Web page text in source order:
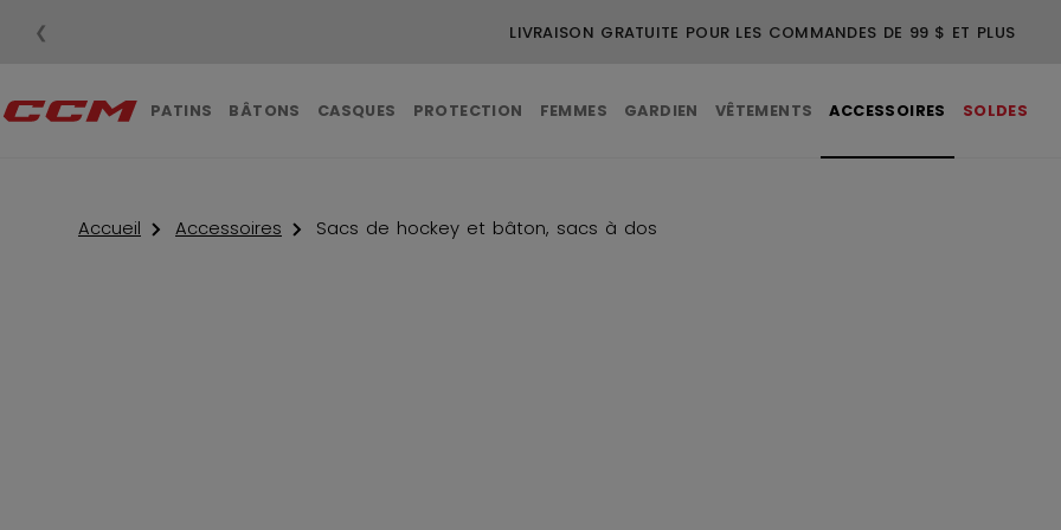
3 ACHETÉS = 1 GRATUIT + LIVRAISON GRATUITE SUR LES VÊTEMENTS EN
❮
PATINS BÂTONS CASQUES PROTECTION FEMMES GARDIEN VÊTEMENTS ACCESSOIRES SOLDES
Accueil Accessoires Sacs de hockey et bâton, sacs à dos